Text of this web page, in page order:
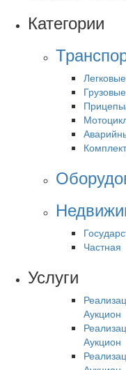
Категории
Частная
Услуги
Аукцион
Аукцион